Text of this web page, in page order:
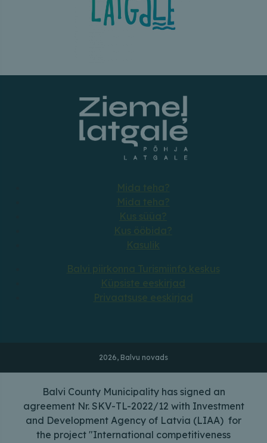
Mida teha?
Mida teha?
Kus ööbida?
Kasulik
Balvi piirkonna Turismiinfo keskus
Küpsiste eeskirjad
Privaatsuse eeskirjad
2026, Balvu novads
Balvi County Municipality has signed an
agreement Nr. SKV-TL-2022/12 with Investment
and Development Agency of Latvia (LIAA) for
the project "International competitiveness